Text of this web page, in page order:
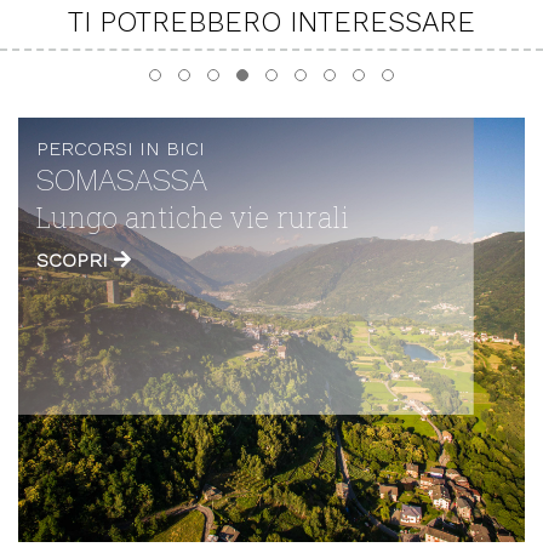
TI POTREBBERO INTERESSARE
PERCORSI IN BICI
SOMASASSA
Lungo antiche vie rurali
SCOPRI